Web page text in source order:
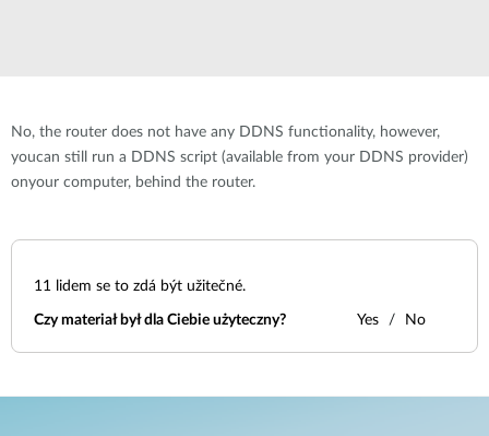
No, the router does not have any DDNS functionality, however,
youcan still run a DDNS script (available from your DDNS provider)
onyour computer, behind the router.
11 lidem se to zdá být užitečné.
Czy materiał był dla Ciebie użyteczny? Yes No